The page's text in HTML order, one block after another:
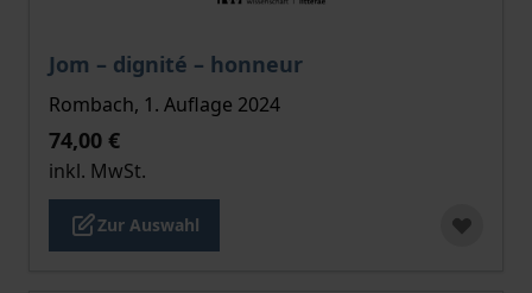
Jom – dignité – honneur
Der Preis dieses Titels richtet sich nach der
Rombach, 1. Auflage 2024
74,00 €
inkl. MwSt.
Zur Auswahl